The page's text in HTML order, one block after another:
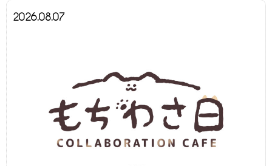
2026.08.07